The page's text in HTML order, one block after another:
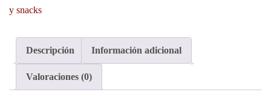
y snacks
Descripción Información adicional
Valoraciones (0)